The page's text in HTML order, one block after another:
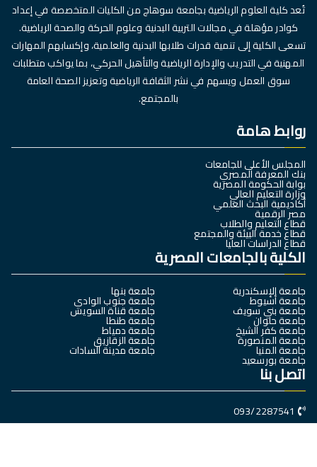
تُعد كلية العلوم الرياضية بجامعة سوهاج من الكليات المتخصصة في إعداد
كوادر مؤهلة في مجالات التربية البدنية وعلوم الحركة والصحة الرياضية.
تسعى الكلية إلى تنمية قدرات طلابها البدنية والعلمية، وإكسابهم المهارات
المهنية في التدريب والإدارة الرياضية والتأهيل الحركي، بما يواكب متطلبات
سوق العمل ويسهم في نشر الثقافة الرياضية وتعزيز الصحة العامة
بالمجتمع.
روابط هامة
المجلس الأعلى للجامعات
بنك المعرفة المصري
بوابة الحكومة المصرية
وزارة التعليم العالي
أكاديمية البحث العلمي
مصر الرقمية
قطاع التعليم والطلاب
قطاع خدمة البيئة والمجتمع
قطاع الدراسات العليا
الكلية بالجامعات المصرية
جامعة الإسكندرية
جامعة أسيوط
جامعة بني سويف
جامعة حلوان
جامعة كفر الشيخ
جامعة المنصورة
جامعة المنيا
جامعة بورسعيد
جامعة بنها
جامعة جنوب الوادي
جامعة قناة السويس
جامعة طنطا
جامعة دمياط
جامعة الزقازيق
جامعة مدينة السادات
اتصل بنا
093/2287541
سوهاج- جامعة سوهاج الجديدة – كلية العلوم الرياضية